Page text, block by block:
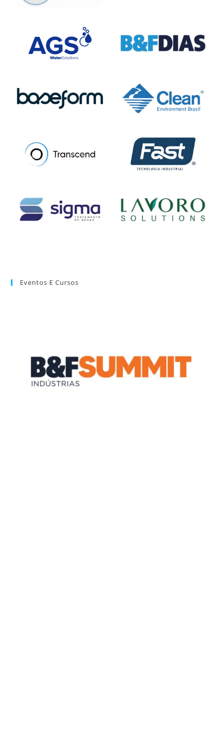
Eventos E Cursos